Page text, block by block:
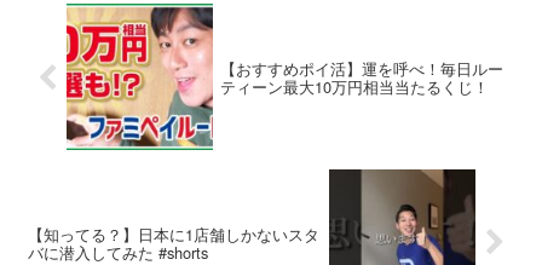
【おすすめポイ活】運を呼べ！毎日ルー
ティーン最大10万円相当当たるくじ！
【知ってる？】日本に1店舗しかないスタ
バに潜入してみた #shorts